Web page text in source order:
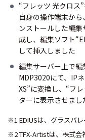
“フレッツ 光クロス
自身の操作端末か
ンストールした編
成し、編集ソフト
して挿入しました
編集サーバー上で
MDP3020にて、IP
XS”に変換し、“フ
ターに表示させまし
※1 EDIUSは、グラスバレ
※2 TFX-Artistは、株式会